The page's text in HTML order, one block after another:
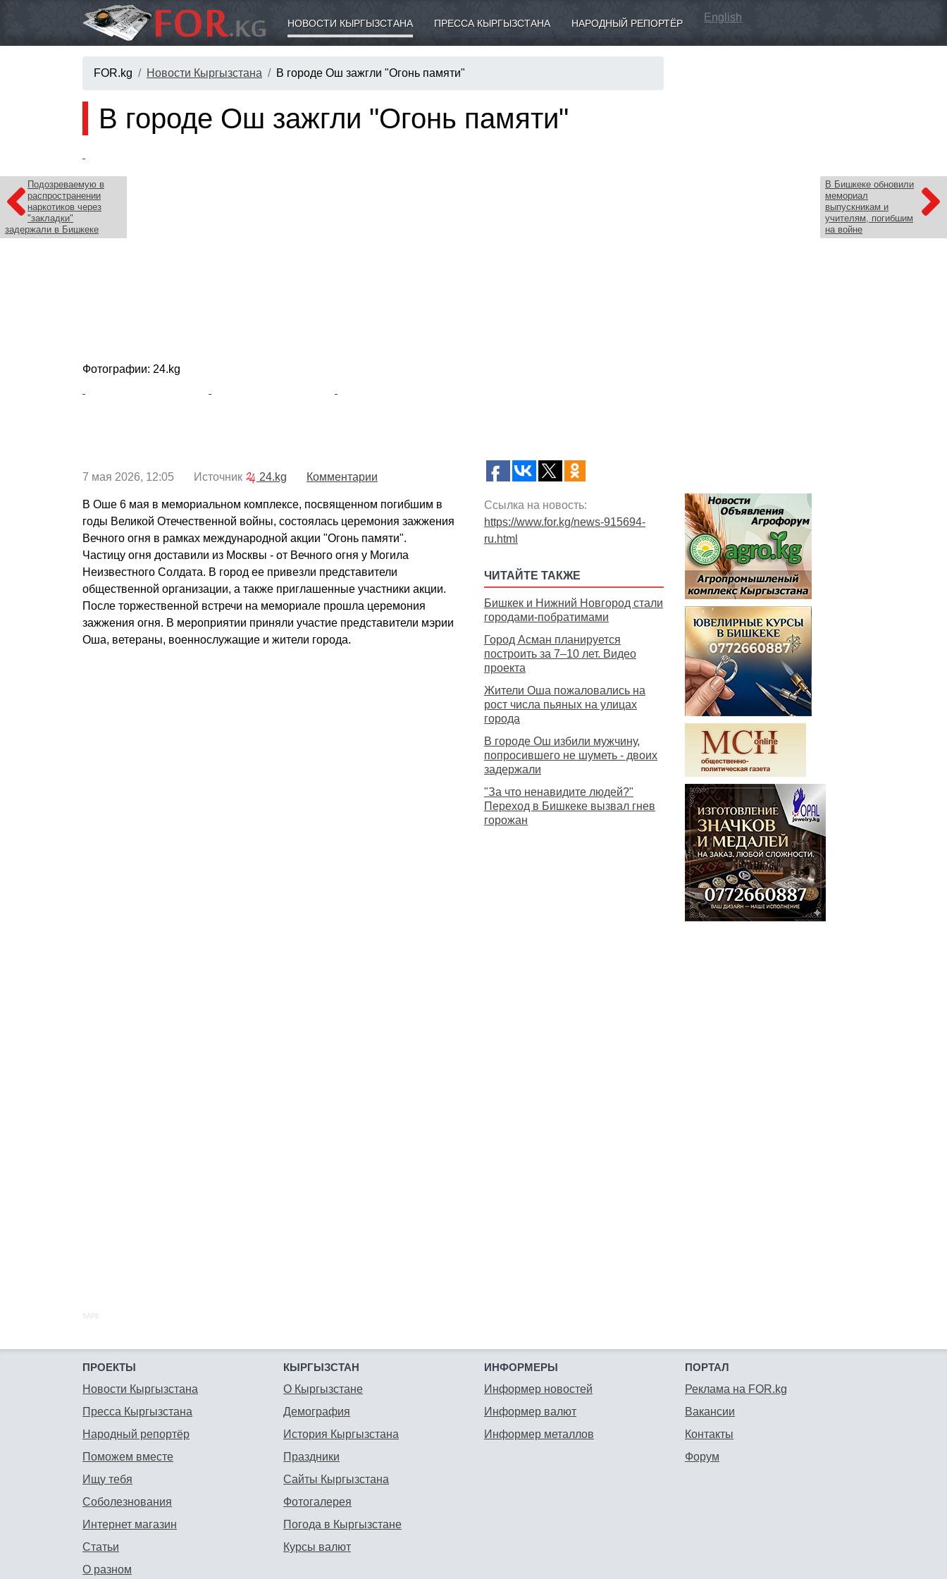
НОВОСТИ КЫРГЫЗСТАНА ПРЕССА КЫРГЫЗСТАНА НАРОДНЫЙ РЕПОРТЁР English
FOR.kg Новости Кыргызстана В городе Ош зажгли "Огонь памяти"
Подозреваемую в
распространении
наркотиков через
"закладки"
задержали в Бишкеке
В Бишкеке обновили
мемориал
выпускникам и
учителям, погибшим
на войне
В городе Ош зажгли "Огонь памяти"
Фотографии: 24.kg
7 мая 2026, 12:05 Источник 24.kg Комментарии
В Оше 6 мая в мемориальном комплексе, посвященном погибшим в
годы Великой Отечественной войны, состоялась церемония зажжения
Вечного огня в рамках международной акции "Огонь памяти".
Частицу огня доставили из Москвы - от Вечного огня у Могила
Неизвестного Солдата. В город ее привезли представители
общественной организации, а также приглашенные участники акции.
После торжественной встречи на мемориале прошла церемония
зажжения огня. В мероприятии приняли участие представители мэрии
Оша, ветераны, военнослужащие и жители города.
Ссылка на новость:
https://www.for.kg/news-915694-
ru.html
ЧИТАЙТЕ ТАКЖЕ
Бишкек и Нижний Новгород стали
городами-побратимами
Город Асман планируется
построить за 7–10 лет. Видео
проекта
Жители Оша пожаловались на
рост числа пьяных на улицах
города
В городе Ош избили мужчину,
попросившего не шуметь - двоих
задержали
"За что ненавидите людей?"
Переход в Бишкеке вызвал гнев
горожан
SAPE:
ПРОЕКТЫ
Новости Кыргызстана
Пресса Кыргызстана
Народный репортёр
Поможем вместе
Ищу тебя
Соболезнования
Интернет магазин
Статьи
О разном
КЫРГЫЗСТАН
О Кыргызстане
Демография
История Кыргызстана
Праздники
Сайты Кыргызстана
Фотогалерея
Погода в Кыргызстане
Курсы валют
ИНФОРМЕРЫ
Информер новостей
Информер валют
Информер металлов
ПОРТАЛ
Реклама на FOR.kg
Вакансии
Контакты
Форум